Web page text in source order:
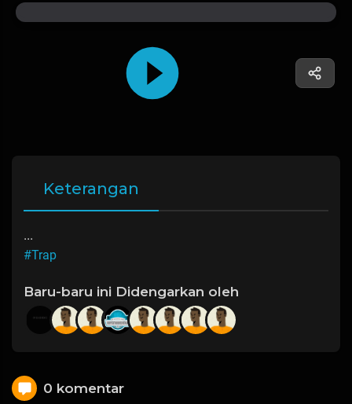
Keterangan
...
#Trap
Baru-baru ini Didengarkan oleh
0 komentar